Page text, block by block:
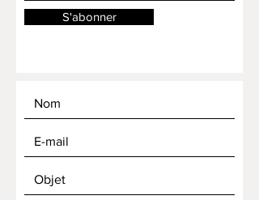
S'abonner